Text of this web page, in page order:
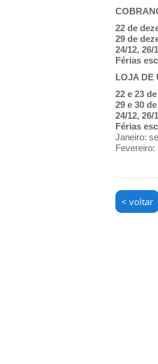
22 de
29 de
24/12, 26/
Férias
LOJA DE
22 e 23
29 e 30
24/12, 26/
Férias
Janeiro:
Fevereiro:
< voltar